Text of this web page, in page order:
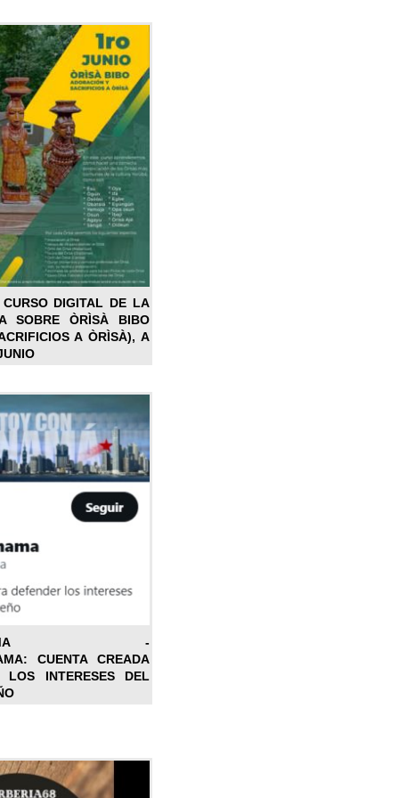
DIGITAL DE LA
SOBRE ÒRÌSÀ BIBO
A ÒRÌSÀ), A
-
CUENTA CREADA
LOS INTERESES DEL